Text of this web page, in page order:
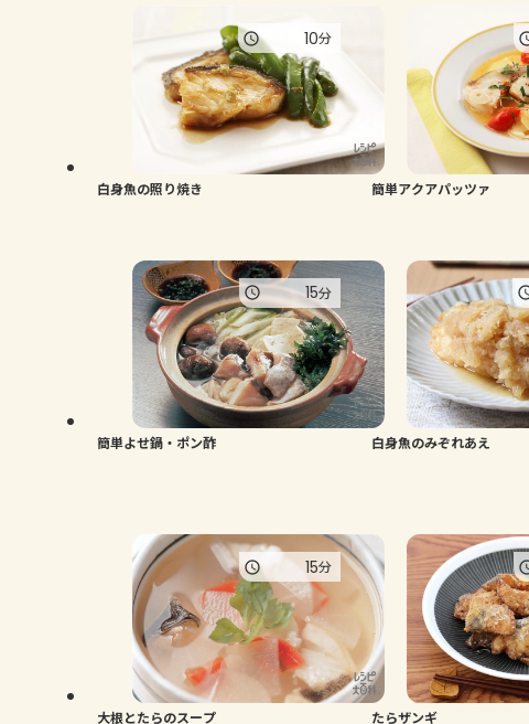
白身魚の照り焼き
10分
簡単アクアパッツァ
簡単よせ鍋・ポン酢
15分
白身魚のみぞれあえ
大根とたらのスープ
15分
たらザンギ